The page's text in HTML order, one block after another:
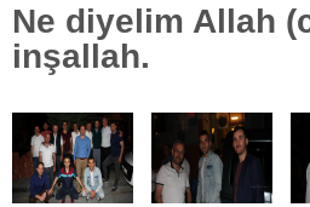
Ne diyelim Allah
inşallah.